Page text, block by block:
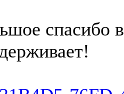
спасибо